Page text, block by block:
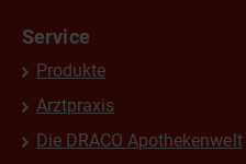
Service
Produkte
Arztpraxis
Die DRACO Apothekenwelt